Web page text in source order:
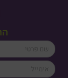
firstName
email